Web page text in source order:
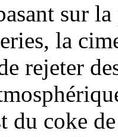
sur
la
rejeter
du coke